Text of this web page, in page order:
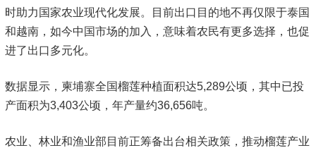
时助力国家农业现代化发展。目前出口目的地不再仅限于泰国
和越南，如今中国市场的加入，意味着农民有更多选择，也促
进了出口多元化。
数据显示，柬埔寨全国榴莲种植面积达5,289公顷，其中已投
产面积为3,403公顷，年产量约36,656吨。
农业、林业和渔业部目前正筹备出台相关政策，推动榴莲产业